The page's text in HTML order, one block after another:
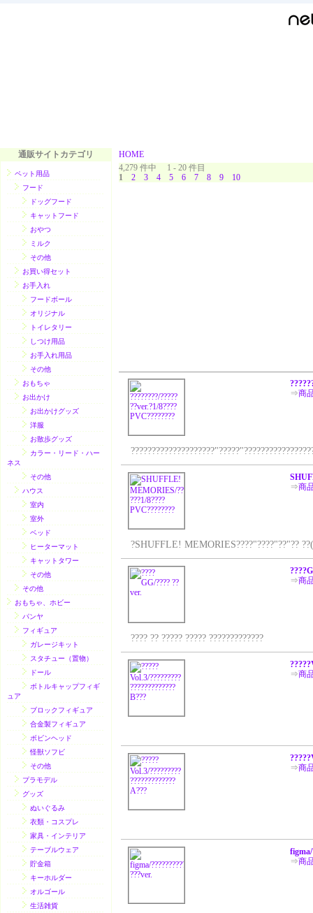
通販サイトカテゴリ
ペット用品
フード
ドッグフード
キャットフード
おやつ
ミルク
その他
お買い得セット
お手入れ
フードボール
オリジナル
トイレタリー
しつけ用品
お手入れ用品
その他
おもちゃ
お出かけ
お出かけグッズ
洋服
お散歩グッズ
カラー・リード・ハー
ネス
その他
ハウス
室内
室外
ベッド
ヒーターマット
キャットタワー
その他
その他
おもちゃ、ホビー
パンヤ
フィギュア
ガレージキット
スタチュー（置物）
ドール
ボトルキャップフィギ
ュア
ブロックフィギュア
合金製フィギュア
ボビンヘッド
怪獣ソフビ
その他
プラモデル
グッズ
ぬいぐるみ
衣類・コスプレ
家具・インテリア
テーブルウェア
貯金箱
キーホルダー
オルゴール
生活雑貨
HOME
4,279 件中 1 - 20 件目
1
2 3 4 5 6 7 8 9 10
⇒商
⇒商
?SHUFFLE! MEMORIES????"????"??"?? ??(???
⇒商
???? ?? ????? ????? ?????????????
⇒商
⇒商
figma/
⇒商